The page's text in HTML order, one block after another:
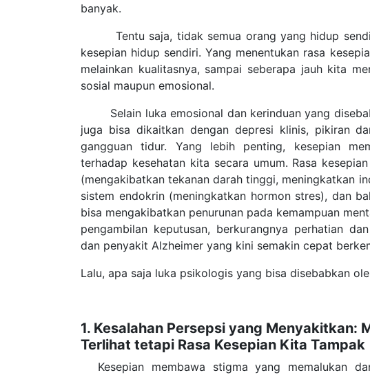
banyak.
Tentu saja, tidak semua orang yang hidup
kesepian hidup sendiri. Yang menentukan rasa
melainkan kualitasnya, sampai seberapa jauh kita
sosial maupun emosional.
Selain luka emosional dan kerinduan yang
juga bisa dikaitkan dengan depresi klinis, pikiran
gangguan tidur. Yang lebih penting, kesepian
terhadap kesehatan kita secara umum. Rasa
(mengakibatkan tekanan darah tinggi, meningkatkan
sistem endokrin (meningkatkan hormon stres), dan
bisa mengakibatkan penurunan pada kemampuan
pengambilan keputusan, berkurangnya perhatian
dan penyakit Alzheimer yang kini semakin cepat
Lalu, apa saja luka psikologis yang bisa disebabkan
1. Kesalahan Persepsi yang Menyakitkan:
Terlihat tetapi Rasa Kesepian Kita Tampak
Kesepian membawa stigma yang memalukan